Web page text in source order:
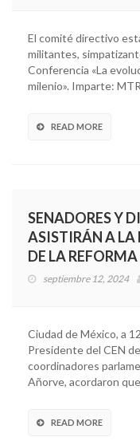
El comité directivo
militantes,
Conferencia «La
milenio». Imparte:
READ MORE
SENADORES Y
ASISTIRÁN A
DE LA
septiembre 12, 2024
Ciudad de México, a
Presidente del CEN
coordinadores
Añorve, acordaron
READ MORE